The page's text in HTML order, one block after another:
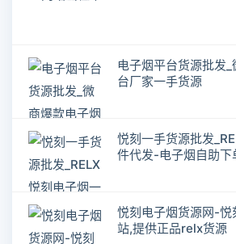
电子烟平台货源批发
台厂家一手货源
悦刻一手货源批发
件代发-电子烟自助下
悦刻电子烟货源网-悦
站,提供正品relx货源